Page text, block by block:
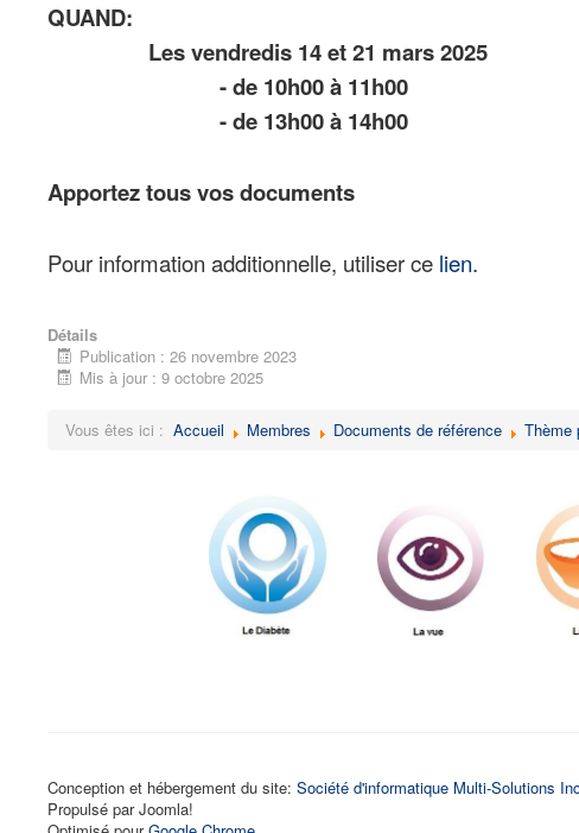
QUAND:
Les vendredis 14 et 21 mars 2025
- de 10h00 à 11h00
- de 13h00 à 14h00
Apportez tous vos documents
Pour information additionnelle, utiliser ce lien.
Détails
Publication : 26 novembre 2023
Mis à jour : 9 octobre 2025
Vous êtes ici : Accueil Membres Documents de référence Thème
Conception et hébergement du site: Société d'informatique Multi-Solutions
Propulsé par Joomla!